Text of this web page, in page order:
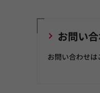
お問い
お問い合わせは